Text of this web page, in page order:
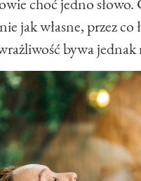
jak własne, przez co
bywa